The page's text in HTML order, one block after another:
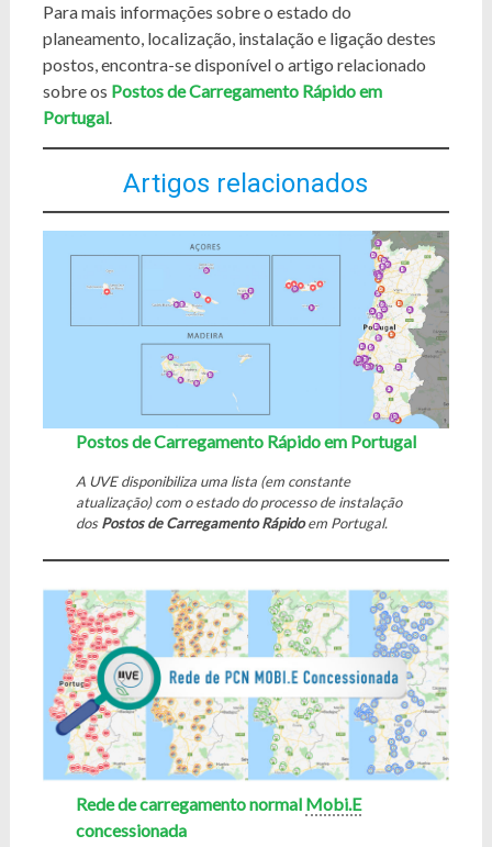
Para mais informações sobre o estado do
planeamento, localização, instalação e ligação destes
postos, encontra-se disponível o artigo relacionado
sobre os Postos de Carregamento Rápido em
Portugal.
Artigos relacionados
Postos de Carregamento Rápido em Portugal
A UVE disponibiliza uma lista (em constante
atualização) com o estado do processo de instalação
dosPostos deCarregamento Rápido em Portugal.
Rede de carregamento normal Mobi.E
concessionada